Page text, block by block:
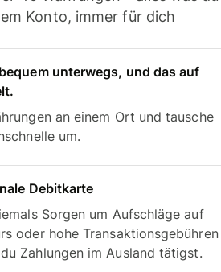
Konto, immer für dich
unterwegs, und das auf
an einem Ort und tausche
um.
Debitkarte
Sorgen um Aufschläge auf
oder hohe Transaktionsgebühren
Zahlungen im Ausland tätigst.